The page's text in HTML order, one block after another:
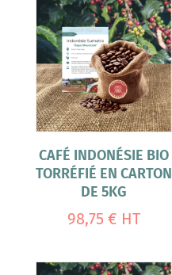
CAFÉ INDONÉSIE BIO
TORRÉFIÉ EN CARTON
DE 5KG
98,75 € HT